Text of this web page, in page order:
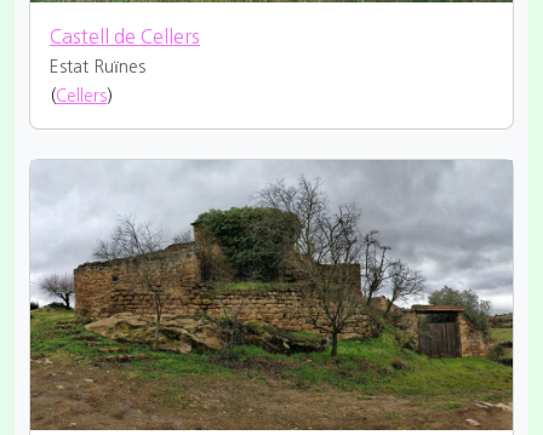
Castell de Cellers
Estat Ruïnes
(Cellers)